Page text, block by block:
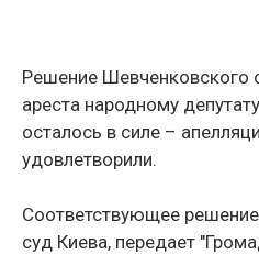
Решение Шевченковского
ареста народному
осталось в силе –
удовлетворили.
Соответствующее
суд Киева, передает